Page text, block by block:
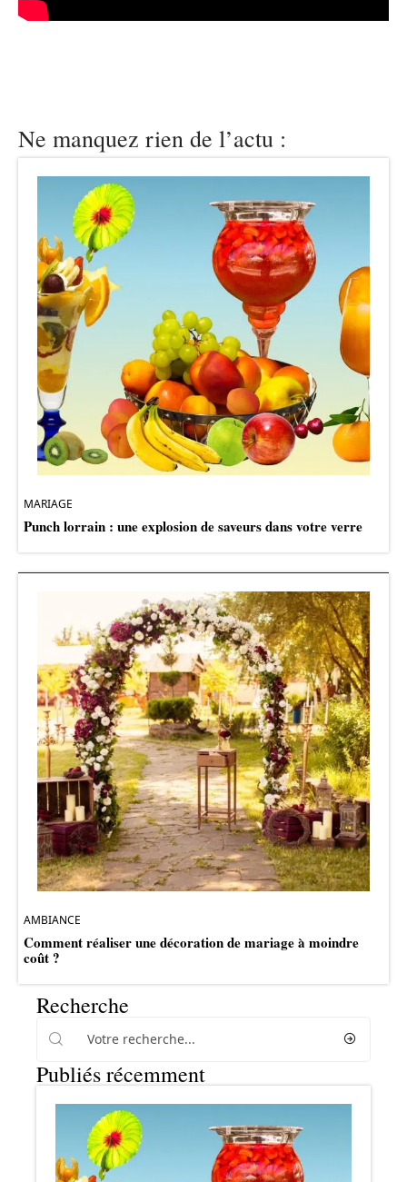
Ne manquez rien de l’actu :
MARIAGE
Punch lorrain : une explosion de saveurs dans votre verre
AMBIANCE
Comment réaliser une décoration de mariage à moindre
coût ?
Recherche
Publiés récemment